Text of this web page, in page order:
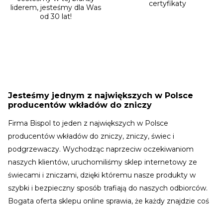
liderem, jesteśmy dla Was
od 30 lat!
certyfikaty
Jesteśmy jednym z największych w Polsce
producentów wkładów do zniczy
Firma Bispol to jeden z największych w Polsce
producentów wkładów do zniczy, zniczy, świec i
podgrzewaczy. Wychodząc naprzeciw oczekiwaniom
naszych klientów, uruchomiliśmy sklep internetowy ze
świecami i zniczami, dzięki któremu nasze produkty w
szybki i bezpieczny sposób trafiają do naszych odbiorców.
Bogata oferta sklepu online sprawia, że każdy znajdzie coś